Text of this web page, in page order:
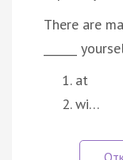
There are
______
at
wi…